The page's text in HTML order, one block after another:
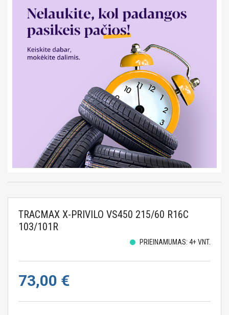
TRACMAX X-PRIVILO VS450 215/60 R16C
103/101R
PRIEINAMUMAS: 4+ VNT.
73,00 €